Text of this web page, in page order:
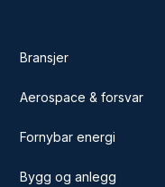
Bransjer
Aerospace & forsvar
Fornybar energi
Bygg og anlegg